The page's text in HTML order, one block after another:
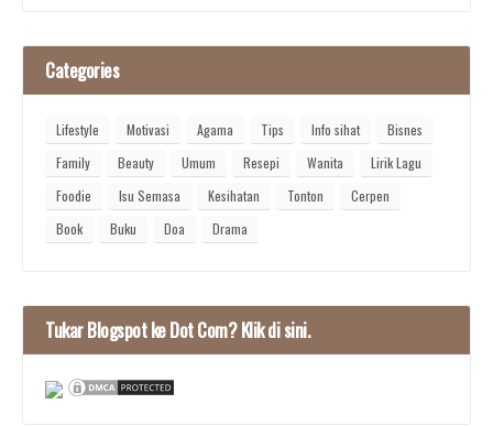
Categories
Lifestyle Motivasi Agama Tips Info sihat
Bisnes
Family
Beauty Umum Resepi Wanita
Lirik Lagu
Foodie
Isu Semasa Kesihatan Tonton
Cerpen
Book
Buku Doa Drama
Tukar Blogspot ke Dot Com? Klik di sini.